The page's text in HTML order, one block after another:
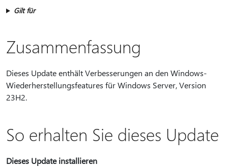
Gilt für
Zusammenfassung
Dieses Update enthält Verbesserungen an den Windows-
Wiederherstellungsfeatures für Windows Server, Version
23H2.
So erhalten Sie dieses Update
Dieses Update installieren